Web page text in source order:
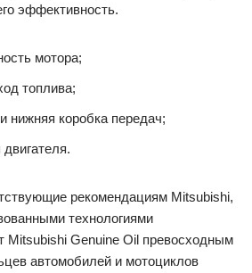
эффективность.
мотора;
топлива;
нижняя коробка передач;
рекомендациям Mitsubishi,
технологиями
Mitsubishi Genuine Oil превосходным
автомобилей и мотоциклов